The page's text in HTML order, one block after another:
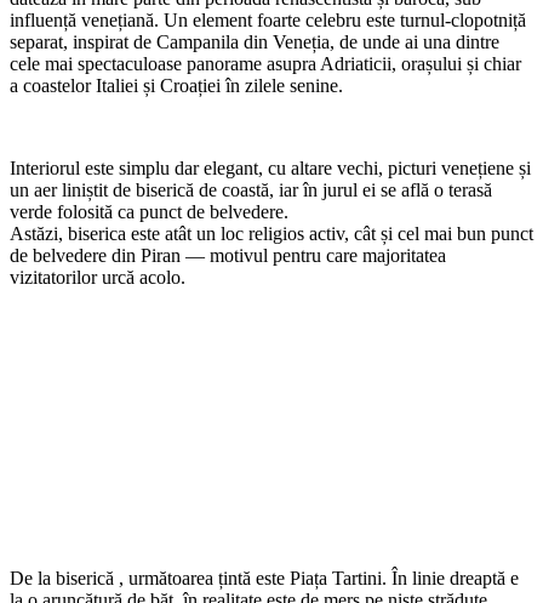
influență venețiană. Un element foarte celebru este turnul-clopotniță
separat, inspirat de Campanila din Veneția, de unde ai una dintre
cele mai spectaculoase panorame asupra Adriaticii, orașului și chiar
a coastelor Italiei și Croației în zilele senine.
Interiorul este simplu dar elegant, cu altare vechi, picturi venețiene și
un aer liniștit de biserică de coastă, iar în jurul ei se află o terasă
verde folosită ca punct de belvedere.
Astăzi, biserica este atât un loc religios activ, cât și cel mai bun punct
de belvedere din Piran — motivul pentru care majoritatea
vizitatorilor urcă acolo.
De la biserică , următoarea țintă este Piața Tartini. În linie dreaptă e